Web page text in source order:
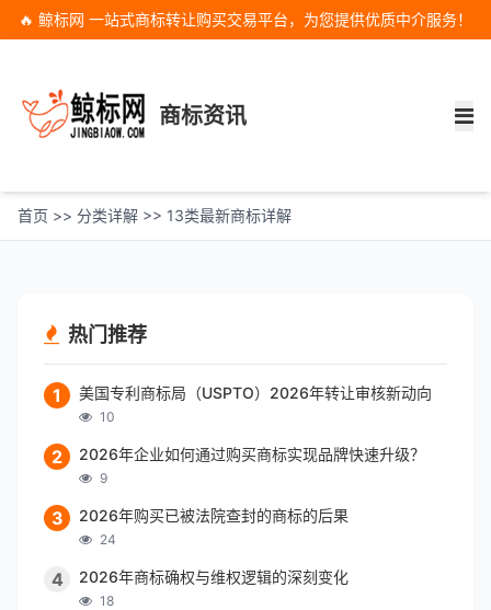
🔥 鲸标网 一站式商标转让购买交易平台，为您提供优质中介服务！
商标资讯
首页 >> 分类详解 >> 13类最新商标详解
热门推荐
1 美国专利商标局（USPTO）2026年转让审核新动向
10
2 2026年企业如何通过购买商标实现品牌快速升级？
9
3 2026年购买已被法院查封的商标的后果
24
4 2026年商标确权与维权逻辑的深刻变化
18